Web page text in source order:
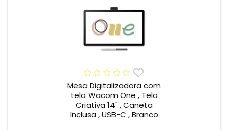
Mesa Digitalizadora com
tela Wacom One , Tela
Criativa 14" , Caneta
Inclusa , USB-C , Branco